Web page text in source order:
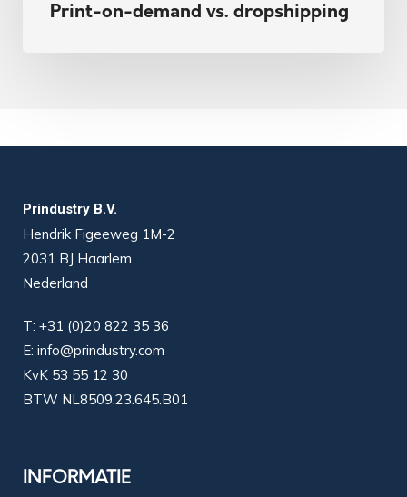
Print-on-demand vs. dropshipping
Prindustry B.V.
Hendrik Figeeweg 1M-2
2031 BJ Haarlem
Nederland
T: +31 (0)20 822 35 36
E: info@prindustry.com
KvK 53 55 12 30
BTW NL8509.23.645.B01
INFORMATIE